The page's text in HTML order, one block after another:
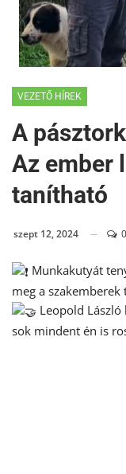
VEZETŐ HÍREK
A
Az ember
tanítható
szept 12, 2024 0
Munkakutyát
meg a szakemberek
Leopold
sok mindent én is